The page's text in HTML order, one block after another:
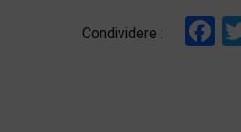
Condividere :